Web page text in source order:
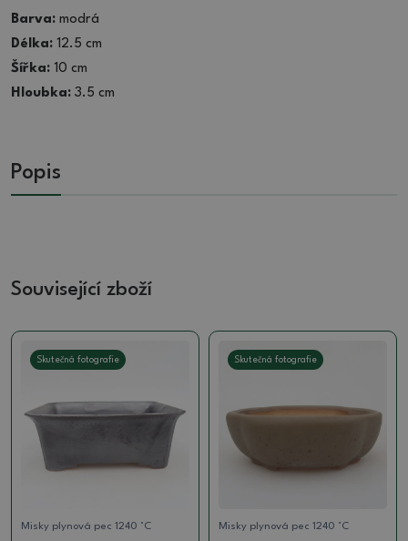
Barva: modrá
Délka: 12.5 cm
Šířka: 10 cm
Hloubka: 3.5 cm
Popis
Související zboží
Skutečná fotografie
Misky plynová pec 1240 °C
Skutečná fotografie
Misky plynová pec 1240 °C